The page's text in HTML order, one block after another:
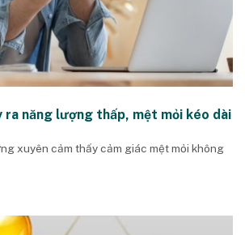
ra năng lượng thấp, mệt mỏi kéo dài
xuyên cảm thấy cảm giác mệt mỏi không